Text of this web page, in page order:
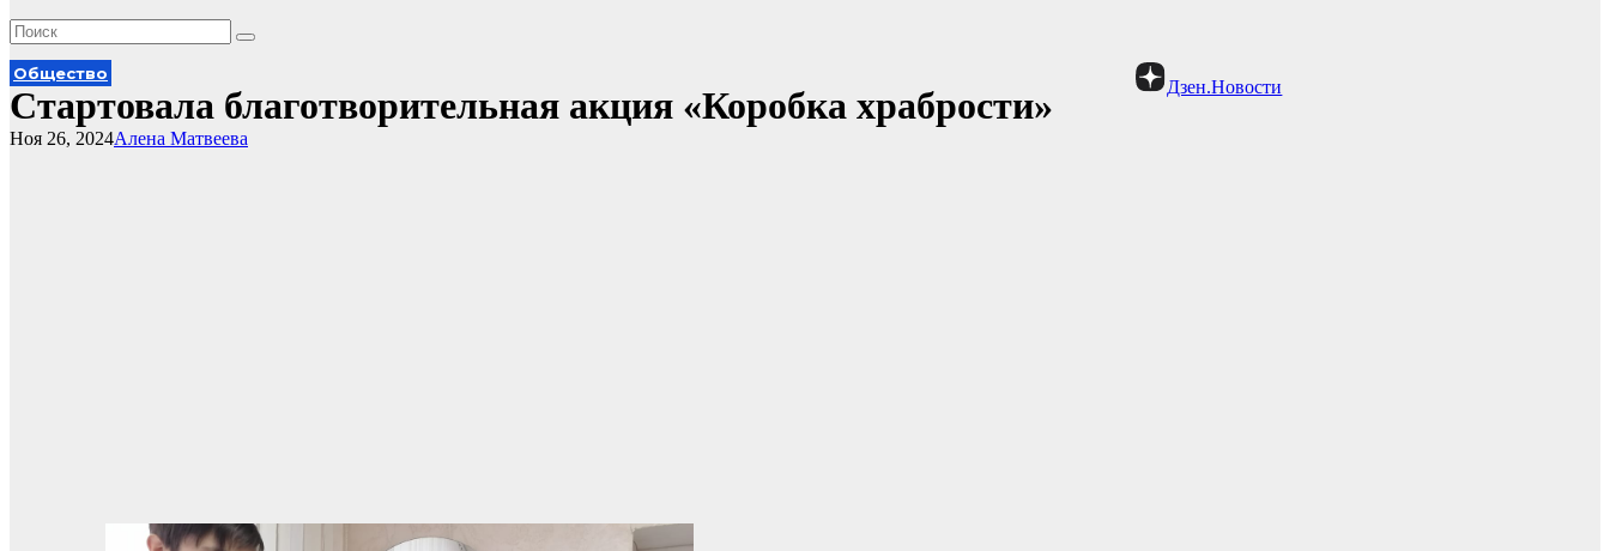
Дзен.Новости
Общество
Стартовала благотворительная акция «Коробка храбрости»
Алена Матвеева
Ноя 26, 2024